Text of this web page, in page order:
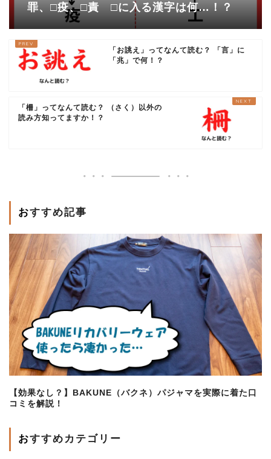
罪、□疫、□責 □に入る漢字は何…！？
「お誂え」ってなんて読む？ 「言」に
「兆」で何！？
「柵」ってなんて読む？ （さく）以外の
読み方知ってますか！？
おすすめ記事
【効果なし？】BAKUNE（バクネ）パジャマを実際に着た口
コミを解説！
おすすめカテゴリー